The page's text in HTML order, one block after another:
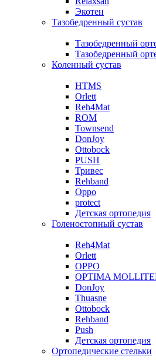
Экотен
Тазобедренный сустав
Тазобедренный
Тазобедренный
Коленный сустав
HTMS
Orlett
Reh4Mat
ROM
Townsend
DonJoy
Ottobock
PUSH
Тривес
Rehband
Oppo
protect
Детская ортопедия
Голеностопный сустав
Reh4Mat
Orlett
OPPO
OPTIMA
DonJoy
Thuasne
Ottobock
Rehband
Push
Детская ортопедия
Ортопедические стельки